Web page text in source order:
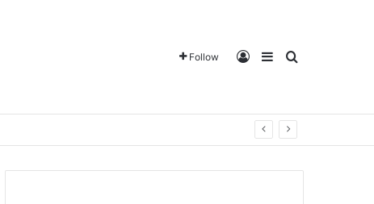
Follow Log InSidebarSearch for